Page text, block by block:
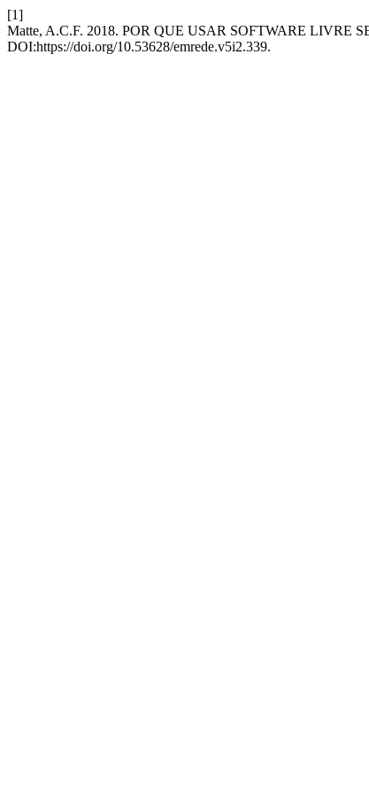
[1]
Matte, A.C.F. 2018. POR QUE USAR SOFTWARE LIVRE
DOI:https://doi.org/10.53628/emrede.v5i2.339.